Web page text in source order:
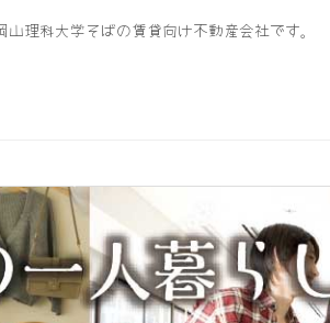
理科大学そばの賃貸向け不動産会社です。